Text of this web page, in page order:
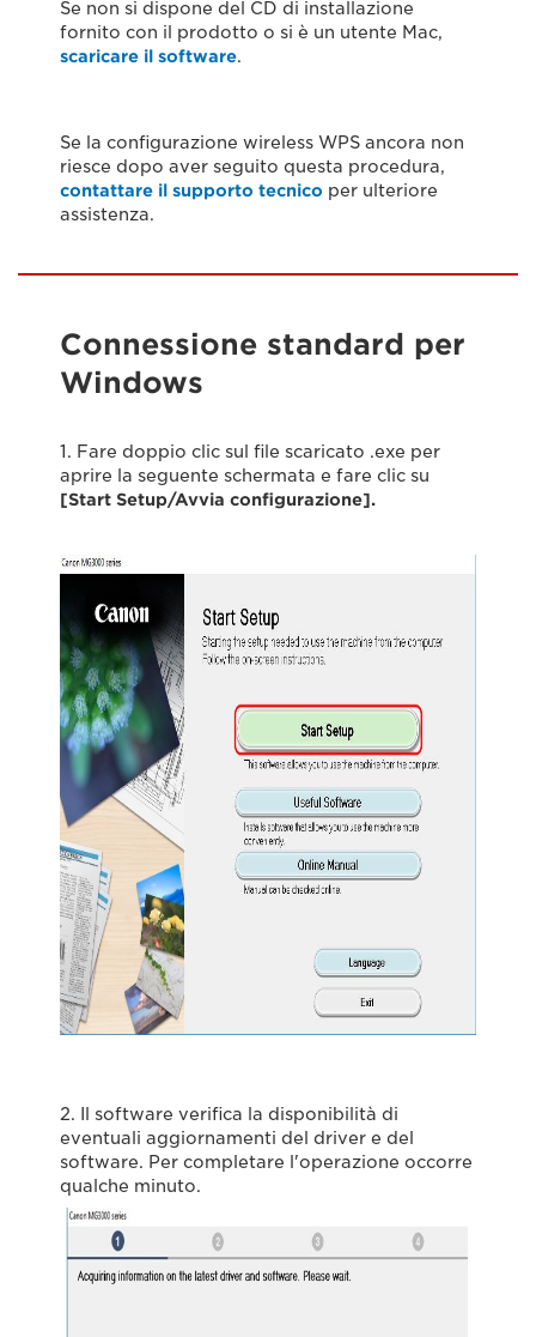
Se non si dispone del CD di installazione
fornito con il prodotto o si è un utente Mac,
scaricare il software.
Se la configurazione wireless WPS ancora non
riesce dopo aver seguito questa procedura,
contattare il supporto tecnico per ulteriore
assistenza.
Connessione standard per
Windows
1. Fare doppio clic sul file scaricato .exe per
aprire la seguente schermata e fare clic su
[Start Setup/Avvia configurazione].
2. Il software verifica la disponibilità di
eventuali aggiornamenti del driver e del
software. Per completare l'operazione occorre
qualche minuto.